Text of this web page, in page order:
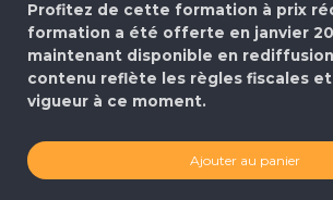
Profitez de cette formation à prix
formation a été offerte en janvier
maintenant disponible en
contenu reflète les règles fiscales
vigueur à ce moment.
Ajouter au panier